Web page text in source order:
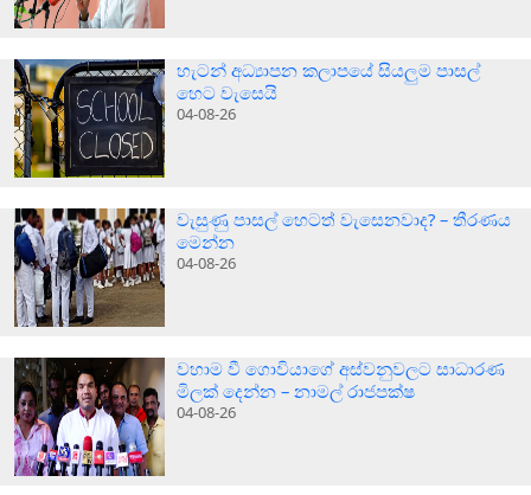
හැටන් අධ්‍යාපන කලාපයේ සියලුම පාසල්
හෙට වැසෙයි
04-08-26
වැසුණු පාසල් හෙටත් වැසෙනවාද? – තීරණය
මෙන්න
04-08-26
වහාම වී ගොවියාගේ අස්වනුවලට සාධාරණ
මිලක් දෙන්න – නාමල් රාජපක්ෂ
04-08-26